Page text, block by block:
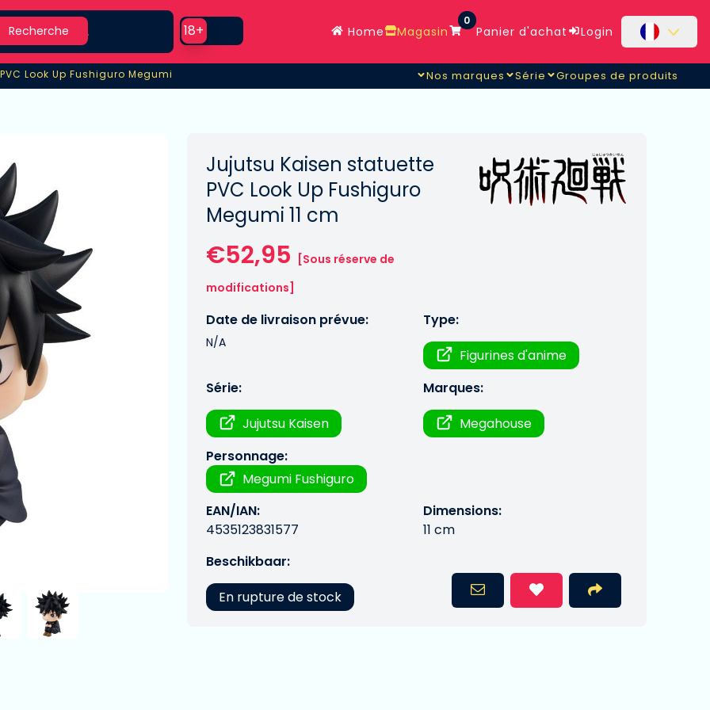
Recherche
Use setting
18+ Home Magasin
0
Panier d'achat Login
Look Up Fushiguro Megumi
Look Up Fushiguro Megumi Nos marques Série Groupes de produits
Jujutsu Kaisen statuette
PVC Look Up Fushiguro
Megumi 11 cm
€52,95
[Sous réserve de
modifications]
Date de livraison prévue:
N/A
Type:
Figurines d'anime
Série:
Jujutsu Kaisen
Marques:
Megahouse
Personnage:
Megumi Fushiguro
EAN/IAN:
4535123831577
Dimensions:
11 cm
Beschikbaar:
En rupture de stock